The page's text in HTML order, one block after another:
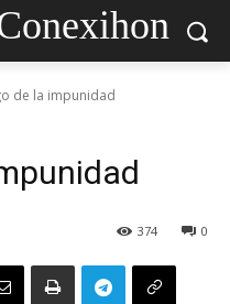
de la impunidad
0
374